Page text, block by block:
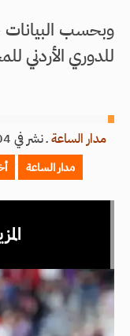
وبحسب البيانات
للدوري الأردني
مدار الساعةـنشر في 2026/06/04 الساعة 11:21
مدار الساعة